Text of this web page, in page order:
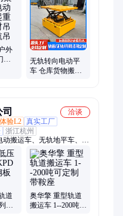
外
无轨转向电动平
车 仓库货物搬运
洽谈
验L2 真实工厂
浙江杭州
搬运车、无轨地平车、地
道
运
奥华擎 重型轨道
搬运车 1--200吨可